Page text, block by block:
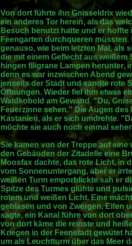
Von dort führte ihn Gnisseldrix
ein anderes Tor herein, als das
Besuch benutzt hatte und er
Feengarten durchqueren
genauso, wie beim letzten Mal, als
die mit einem Geflecht aus weißem
hingen filigrane Lampen herunter,
denn es war inzwischen Abend
jenseits der Stadt und sandte rote
Öffnungen. Wieder fiel ihm etwas
Waldkobold am Gewand. "Du,
Feuerzinne sehen." Die Augen
Kastanien, als er sich umdrehte.
möchte sie auch noch einmal
Sie kamen von der Treppe auf
den Gebäuden der Zitadelle eine
Moosfax dachte, das rote Licht, in
vom Sonnenuntergang, aber er
weißen Turm emporblickte sah er
Spitze des Turmes glühte und
rotem und weißen Licht. Eine
geblasen und von Zwergen, Elfen
sagte, ein Kanal führe von dort
von dort käme die reinste und
Kriegen in der Feenstadt gewütet
um als Leuchtturm über das Meer